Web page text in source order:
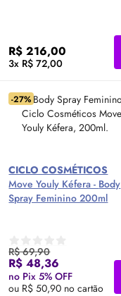
R$ 216,00
3x R$ 72,00
-27%
CICLO COSMÉTICOS
Move Youly Kéfera - Body
Spray Feminino 200ml
R$ 69,90
R$ 48,36
no Pix 5% OFF
ou R$ 50,90 no cartão